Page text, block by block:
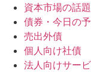
資本市場の話題
債券・今日の
売出外債
個人向け社債
法人向けサー